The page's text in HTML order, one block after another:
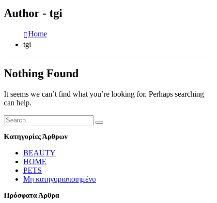
Author - tgi
Home
tgi
Nothing Found
It seems we can’t find what you’re looking for. Perhaps searching
can help.
Κατηγορίες Άρθρων
BEAUTY
HOME
PETS
Μη κατηγοριοποιημένο
Πρόσφατα Άρθρα